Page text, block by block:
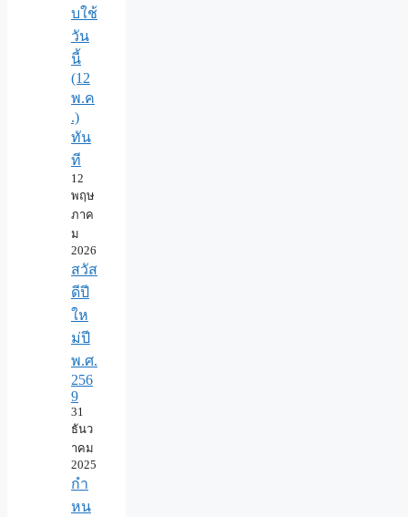
บใช้
วัน
นี้
(12
พ.ค
.)
ทัน
ที
12
พฤษ
ภาค
ม
2026
สวัส
ดีปี
ให
ม่ปี
พ.ศ.
256
9
31
ธันว
าคม
2025
กำ
หน